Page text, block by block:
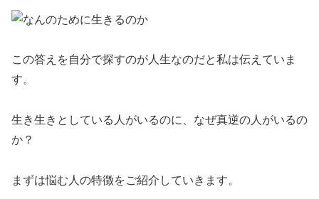
この答えを自分で探すのが人生なのだと私は伝えていま
す。
生き生きとしている人がいるのに、なぜ真逆の人がいるの
か？
まずは悩む人の特徴をご紹介していきます。